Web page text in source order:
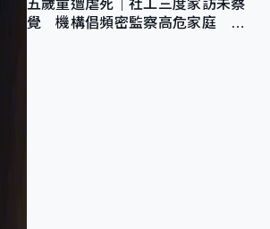
五歲童遭虐死｜社工三度家訪未察
覺 機構倡頻密監察高危家庭 管